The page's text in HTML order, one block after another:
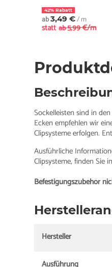
42% Rabatt
ab3,49 €/ m
statt ab5,99 €/m
Sockelleisten sind in
Ecken empfehlen wir
Clipsysteme erfolgen.
Ausführliche
Clipsysteme, finden Sie
Befestigungszubehör
Hersteller
Ausführung